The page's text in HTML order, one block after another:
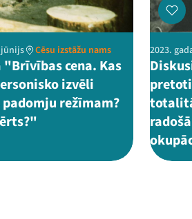
jūnijs Cēsu izstāžu nams
cena. Kas
izvēli
režīmam?
2023.